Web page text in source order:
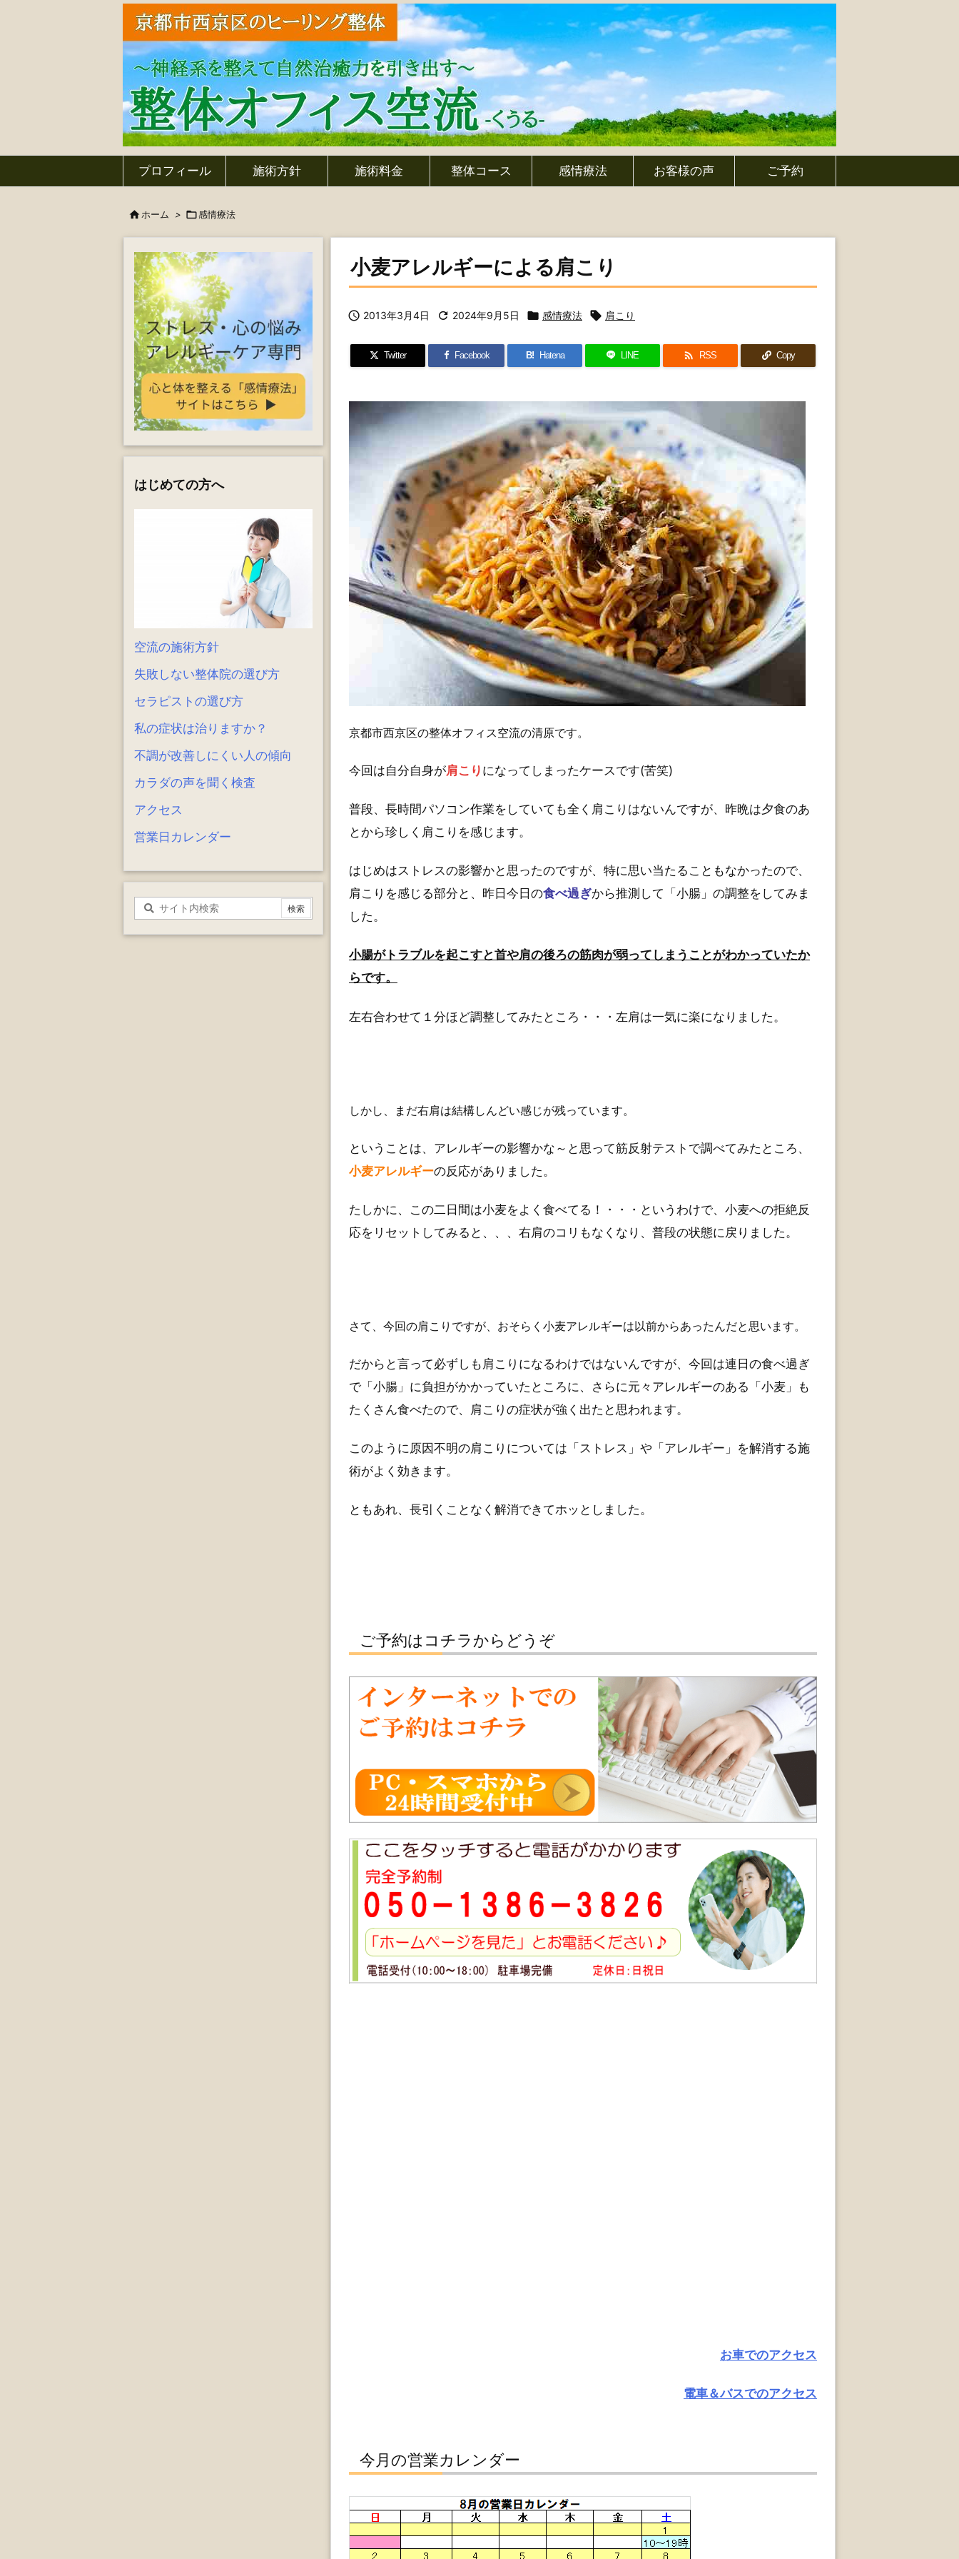
プロフィール 施術方針 施術料金 整体コース 感情療法 お客様の声 ご予約
 ホーム > 感情療法
小麦アレルギーによる肩こり
 2013年3月4日  2024年9月5日  感情療法  肩こり
Twitter Facebook B! Hatena LINE  RSS Copy
京都市西京区の整体オフィス空流の清原です。
今回は自分自身が肩こり になってしまったケースです(苦笑)
普段、長時間パソコン作業をしていても全く肩こりはないんですが、昨晩は夕食のあ
とから珍しく肩こりを感じます。
はじめはストレスの影響かと思ったのですが、特に思い当たることもなかったので、
肩こりを感じる部分と、昨日今日の食べ過ぎから推測して「小腸」の調整をしてみま
した。
小腸がトラブルを起こすと首や肩の後ろの筋肉が弱ってしまうことがわかっていたか
らです。
左右合わせて１分ほど調整してみたところ・・・左肩は一気に楽になりました。
しかし、まだ右肩は結構しんどい感じが残っています。
ということは、アレルギーの影響かな～と思って筋反射テストで調べてみたところ、
小麦アレルギーの反応がありました。
たしかに、この二日間は小麦をよく食べてる！・・・というわけで、小麦への拒絶反
応をリセットしてみると、、、右肩のコリもなくなり、普段の状態に戻りました。
さて、今回の肩こりですが、おそらく小麦アレルギーは以前からあったんだと思います。
だからと言って必ずしも肩こりになるわけではないんですが、今回は連日の食べ過ぎ
で「小腸」に負担がかかっていたところに、さらに元々アレルギーのある「小麦」も
たくさん食べたので、肩こりの症状が強く出たと思われます。
このように原因不明の肩こりについては「ストレス」や「アレルギー」を解消する施
術がよく効きます。
ともあれ、長引くことなく解消できてホッとしました。
ご予約はコチラからどうぞ
お車でのアクセス
電車＆バスでのアクセス
今月の営業カレンダー
はじめての方へ
空流の施術方針
失敗しない整体院の選び方
セラピストの選び方
私の症状は治りますか？
不調が改善しにくい人の傾向
カラダの声を聞く検査
アクセス
営業日カレンダー